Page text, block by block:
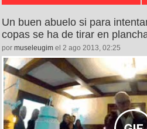
Un buen abuelo si para
copas se ha de tirar en
por museleugim el 2 ago 2013, 02:25